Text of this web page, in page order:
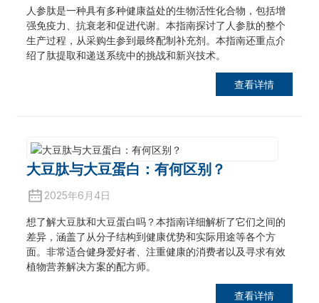
人参肽是一种具有多种健康益处的生物活性化合物，包括增
强免疫力、抗衰老和促进代谢。本指南探讨了人参肽的整个
生产过程，从采购生参到最终配制补充剂。本指南还重点介
绍了肽提取和递送系统中的挑战和新兴技术。
查看详情
大豆肽与大豆蛋白：有何区别？
2025年6月4日
想了解大豆肽和大豆蛋白吗？本指南详细解析了它们之间的
差异，涵盖了从分子结构到健康优势和实际用途等各个方
面。非常适合健身爱好者、注重健康的消费者以及寻求有效
植物营养解决方案的配方师。
查看详情